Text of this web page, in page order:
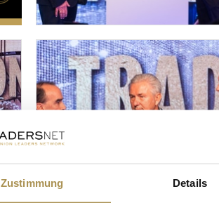
Zustimmung Details